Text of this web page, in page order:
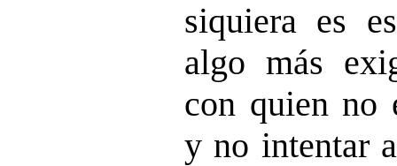
siquiera es
algo más
con quien no
y no intentar